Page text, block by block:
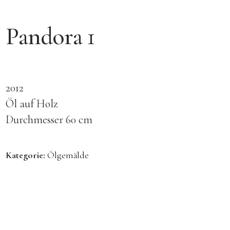
Pandora 1
2012
Öl auf Holz
Durchmesser 60 cm
Kategorie: Ölgemälde